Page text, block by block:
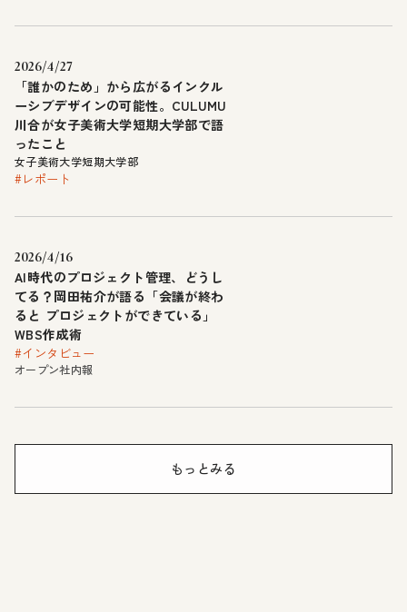
「誰かのため」から広がるインクル
ーシブデザインの可能性。CULUMU
川合が女子美術大学短期大学部で語
ったこと
2026/4/27
女子美術大学短期大学部
#レポート
AI時代のプロジェクト管理、どうし
てる？岡田祐介が語る「会議が終わ
ると プロジェクトができている」
WBS作成術
2026/4/16
#インタビュー
オープン社内報
もっとみる